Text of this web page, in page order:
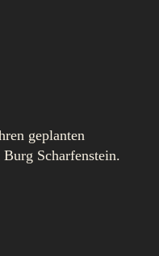
geplanten
Scharfenstein.